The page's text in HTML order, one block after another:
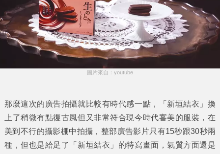
圖片來自：youtube
那麼這次的廣告拍攝就比較有時代感一點，「新垣結衣」換
上了稍微有點復古風但又非常符合現今時代審美的服裝，在
美到不行的攝影棚中拍攝，整部廣告影片只有15秒跟30秒兩
種，但也是給足了「新垣結衣」的特寫畫面，氣質方面還是